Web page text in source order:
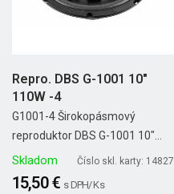
Repro. DBS G-1001 10"
110W -4
G1001-4 Širokopásmový
reproduktor DBS G-1001 10"...
Skladom Číslo skl. karty: 14827
15,50 € s DPH/ Ks